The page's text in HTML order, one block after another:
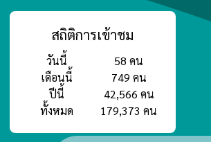
สถิติการเข้าชม
วันนี้
58 คน
เดือนนี้
749 คน
ปีนี้
42,566 คน
ทั้งหมด
179,373 คน